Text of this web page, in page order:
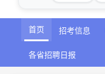
首页 招考信息
各省招聘日报